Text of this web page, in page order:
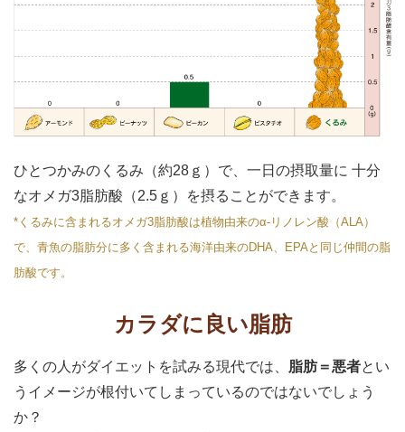
ひとつかみのくるみ（約28ｇ）で、一日の摂取量に 十分
なオメガ3脂肪酸（2.5ｇ）を摂ることができます。
*くるみに含まれるオメガ3脂肪酸は植物由来のα-リノレン酸（ALA）
で、青魚の脂肪分に多く含まれる海洋由来のDHA、EPAと同じ仲間の脂
肪酸です。
カラダに良い脂肪
多くの人がダイエットを試みる現代では、 脂肪＝悪者とい
うイメージが根付いてしまっているのではないでしょう
か？